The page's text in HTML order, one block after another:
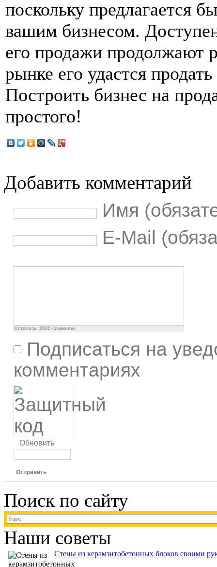
поскольку предлагается
вашим бизнесом.
его продажи продолжают
рынке его удастся
Построить бизнес на
простого!
Добавить комментарий
Имя
E-Mail
Осталось: 2000 символов
Подписаться на
комментариях
Обновить
Отправить
Поиск по сайту
Наши советы
Стены из керамзитобетонных блоков своими